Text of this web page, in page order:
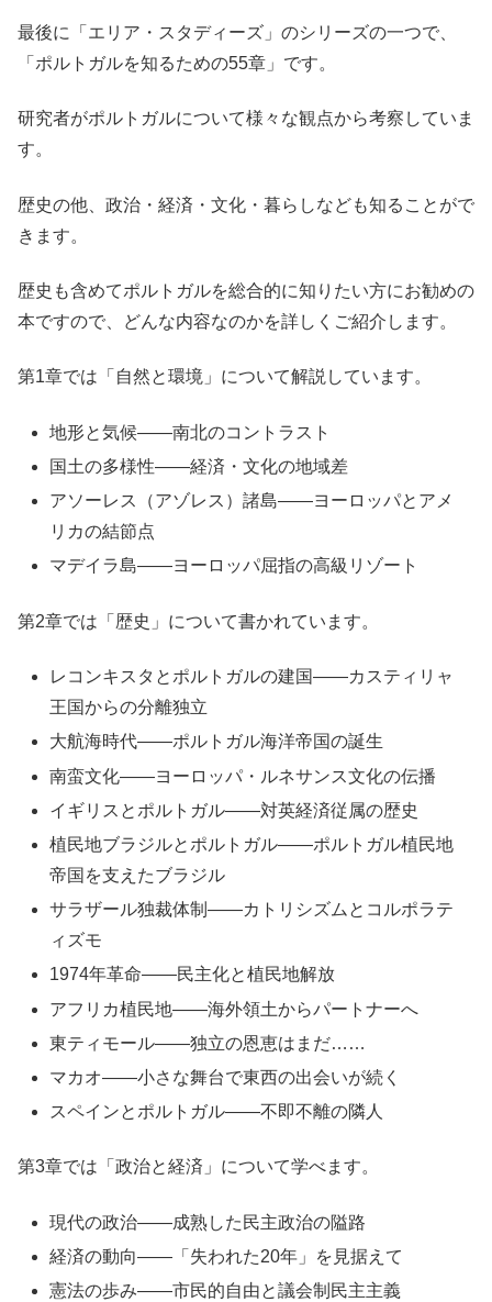
最後に「エリア・スタディーズ」のシリーズの一つで、
「ポルトガルを知るための55章」です。
研究者がポルトガルについて様々な観点から考察していま
す。
歴史の他、政治・経済・文化・暮らしなども知ることがで
きます。
歴史も含めてポルトガルを総合的に知りたい方にお勧めの
本ですので、どんな内容なのかを詳しくご紹介します。
第1章では「自然と環境」について解説しています。
地形と気候――南北のコントラスト
国土の多様性――経済・文化の地域差
アソーレス（アゾレス）諸島――ヨーロッパとアメ
リカの結節点
マデイラ島――ヨーロッパ屈指の高級リゾート
第2章では「歴史」について書かれています。
レコンキスタとポルトガルの建国――カスティリャ
王国からの分離独立
大航海時代――ポルトガル海洋帝国の誕生
南蛮文化――ヨーロッパ・ルネサンス文化の伝播
イギリスとポルトガル――対英経済従属の歴史
植民地ブラジルとポルトガル――ポルトガル植民地
帝国を支えたブラジル
サラザール独裁体制――カトリシズムとコルポラテ
ィズモ
1974年革命――民主化と植民地解放
アフリカ植民地――海外領土からパートナーへ
東ティモール――独立の恩恵はまだ……
マカオ――小さな舞台で東西の出会いが続く
スペインとポルトガル――不即不離の隣人
第3章では「政治と経済」について学べます。
現代の政治――成熟した民主政治の隘路
経済の動向――「失われた20年」を見据えて
憲法の歩み――市民的自由と議会制民主主義